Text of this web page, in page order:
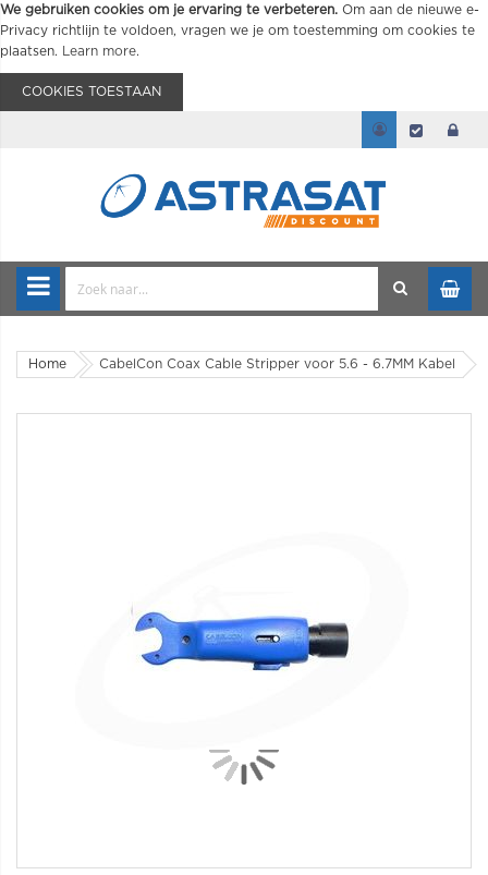
We gebruiken cookies om je ervaring te verbeteren. Om aan de nieuwe e-
Privacy richtlijn te voldoen, vragen we je om toestemming om cookies te
plaatsen.
Learn more.
COOKIES TOESTAAN
Home CabelCon Coax Cable Stripper voor 5.6 - 6.7MM Kabel